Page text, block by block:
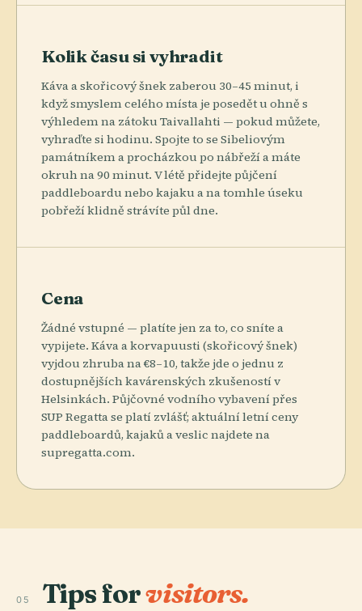
Kolik času si vyhradit
Káva a skořicový šnek zaberou 30–45 minut, i
když smyslem celého místa je posedět u ohně s
výhledem na zátoku Taivallahti — pokud můžete,
vyhraďte si hodinu. Spojte to se Sibeliovým
památníkem a procházkou po nábřeží a máte
okruh na 90 minut. V létě přidejte půjčení
paddleboardu nebo kajaku a na tomhle úseku
pobřeží klidně strávíte půl dne.
Cena
Žádné vstupné — platíte jen za to, co sníte a
vypijete. Káva a korvapuusti (skořicový šnek)
vyjdou zhruba na €8–10, takže jde o jednu z
dostupnějších kavárenských zkušeností v
Helsinkách. Půjčovné vodního vybavení přes
SUP Regatta se platí zvlášť; aktuální letní ceny
paddleboardů, kajaků a veslic najdete na
supregatta.com.
05 Tips forvisitors.